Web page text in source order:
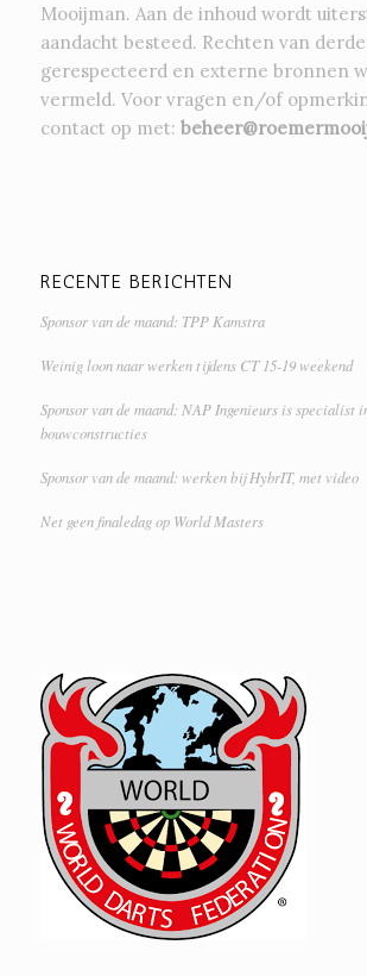
Mooijman. Aan de inhoud wordt
aandacht besteed. Rechten van
gerespecteerd en externe bronnen
vermeld. Voor vragen en/of
contact op met:
RECENTE BERICHTEN
Sponsor van de maand: TPP Kamstra
Weinig loon naar werken tijdens CT 15-19 weekend
Sponsor van de maand: NAP Ingenieurs is specialist
bouwconstructies
Sponsor van de maand: werken bij HybrIT, met video
Net geen finaledag op World Masters